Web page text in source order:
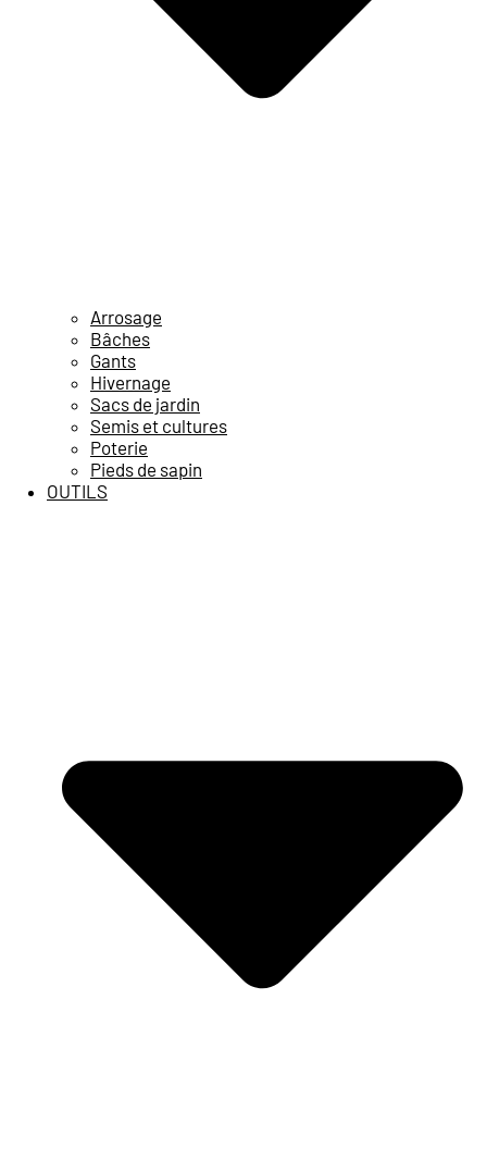
Arrosage
Bâches
Gants
Hivernage
Sacs de jardin
Semis et cultures
Poterie
Pieds de sapin
OUTILS